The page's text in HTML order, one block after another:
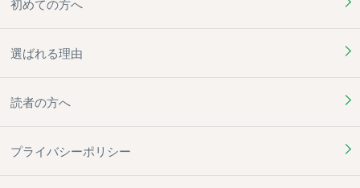
初めての方へ
選ばれる理由
読者の方へ
プライバシーポリシー